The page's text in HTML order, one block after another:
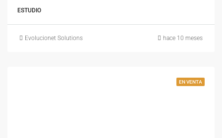
ESTUDIO
Evolucionet Solutions hace 10 meses
EN VENTA